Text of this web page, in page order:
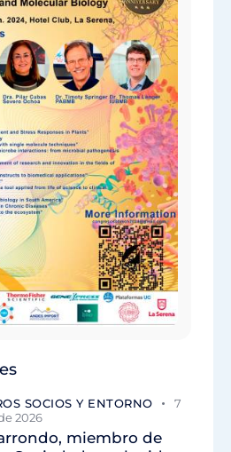
SOCIOS Y ENTORNO
7
2026
miembro de